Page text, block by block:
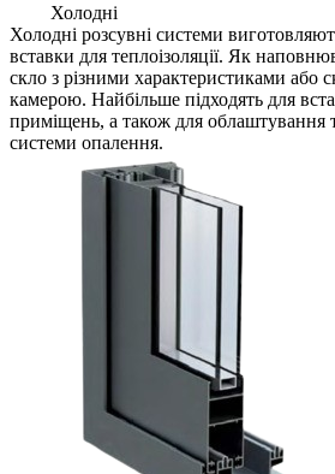
Холодні
Холодні розсувні системи
вставки для теплоізоляції. Як
скло з різними характеристиками або
камерою. Найбільше підходять для
приміщень, а також для облаштування
системи опалення.